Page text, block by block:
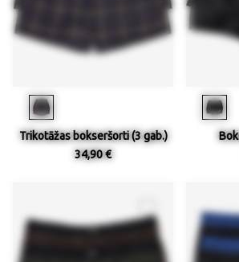
Trikotāžas bokseršorti (3 gab.)
34,90 €